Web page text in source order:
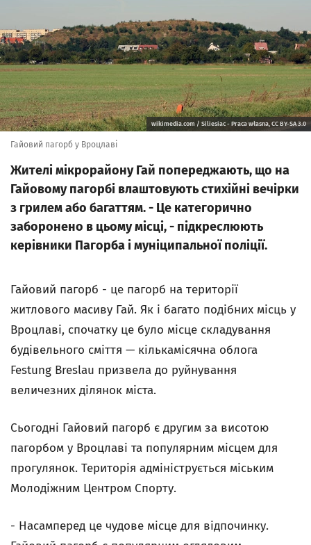
wikimedia.com / Siliesiac - Praca własna, CC BY-SA 3.0
Гайовий пагорб у Вроцлаві
Жителі мікрорайону Гай попереджають, що на
Гайовому пагорбі влаштовують стихійні вечірки
з грилем або багаттям. - Це категорично
заборонено в цьому місці, - підкреслюють
керівники Пагорба і муніципальної поліції.
Гайовий пагорб - це пагорб на території
житлового масиву Гай. Як і багато подібних місць у
Вроцлаві, спочатку це було місце складування
будівельного сміття — кількамісячна облога
Festung Breslau призвела до руйнування
величезних ділянок міста.
Сьогодні Гайовий пагорб є другим за висотою
пагорбом у Вроцлаві та популярним місцем для
прогулянок. Територія адмініструється міським
Молодіжним Центром Спорту.
- Насамперед це чудове місце для відпочинку.